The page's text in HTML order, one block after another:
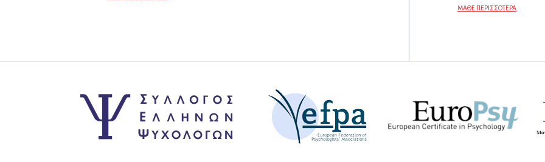
ΜΑΘΕ ΠΕΡΙΣΣΟΤΕΡΑ